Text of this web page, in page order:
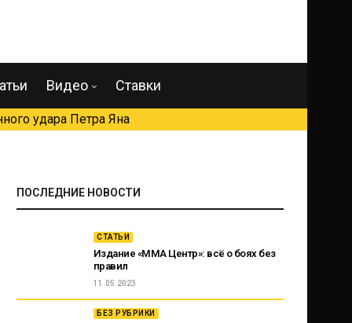
Видео Ставки
удара Петра Яна
ПОСЛЕДНИЕ НОВОСТИ
СТАТЬИ
Издание «ММА Центр»: всё о боях без
правил
11.05.2023
БЕЗ РУБРИКИ